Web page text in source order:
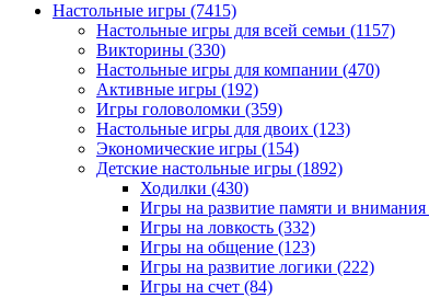
Настольные игры (7415)
Настольные игры для всей семьи (1157)
Викторины (330)
Настольные игры для компании (470)
Активные игры (192)
Игры головоломки (359)
Настольные игры для двоих (123)
Экономические игры (154)
Детские настольные игры (1892)
Ходилки (430)
Игры на развитие памяти и внимания
Игры на ловкость (332)
Игры на общение (123)
Игры на развитие логики (222)
Игры на счет (84)